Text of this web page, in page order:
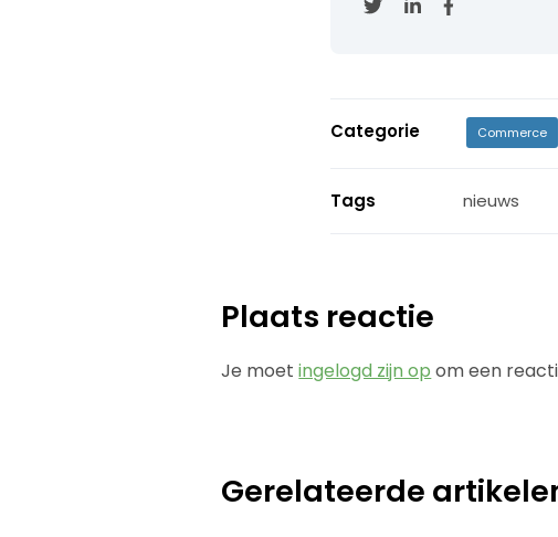
Categorie Commerce
Tags nieuws
Plaats reactie
Je moetingelogd zijn op om een
Gerelateerde